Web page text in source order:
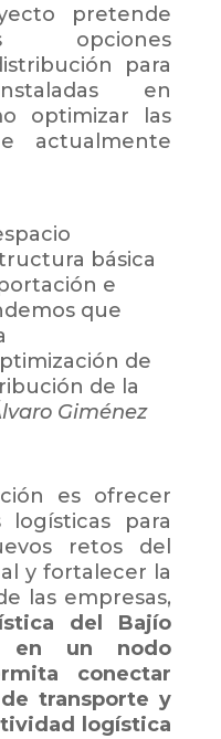
pretende
opciones
para
en
optimizar las
actualmente
básica
e
que
de
de la
Giménez
es ofrecer
logísticas para
retos del
y fortalecer la
las empresas,
del Bajío
en un nodo
conectar
transporte y
logística